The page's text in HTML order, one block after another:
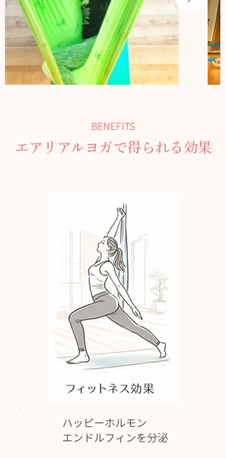
BENEFITS
エアリアルヨガで得られる効果
ハッピーホルモン
エンドルフィンを分泌